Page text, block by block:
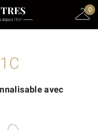
0
avec